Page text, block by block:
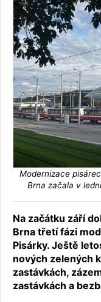
Modernizace
Brna začala v
Na začátku září
Brna třetí fázi
Pisárky. Ještě
nových zelených
zastávkách,
zastávkách a